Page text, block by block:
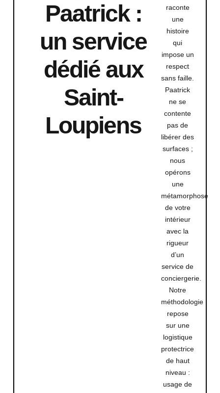
Paatrick :
un service
dédié aux
Saint-
Loupiens
raconte
une
histoire
qui
impose un
respect
sans faille.
Paatrick
ne se
contente
pas de
libérer des
surfaces ;
nous
opérons
une
métamorphose
de votre
intérieur
avec la
rigueur
d’un
service de
conciergerie.
Notre
méthodologie
repose
sur une
logistique
protectrice
de haut
niveau :
usage de